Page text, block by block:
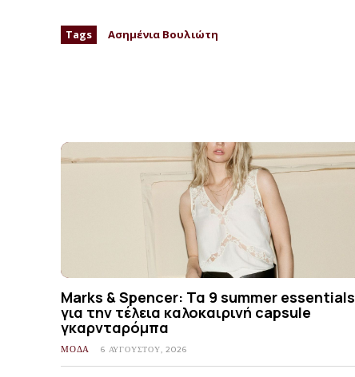
Tags Ασημένια Βουλιώτη
Marks & Spencer: Τα 9 summer essentials
για την τέλεια καλοκαιρινή capsule
γκαρνταρόμπα
ΜΟΔΑ 6 ΑΥΓΟΎΣΤΟΥ, 2026